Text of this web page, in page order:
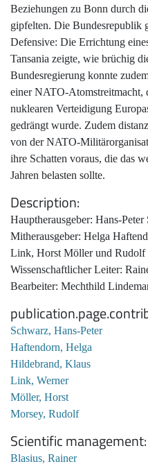
Beziehungen zu Bonn durch
gipfelten. Die Bundesrepublik
Defensive: Die Errichtung
Tansania zeigte, wie brüchig
Bundesregierung konnte
einer NATO-Atomstreitmacht,
nuklearen Verteidigung
gedrängt wurde. Zudem
von der NATO-
ihre Schatten voraus, die das
Jahren belasten sollte.
Description
Hauptherausgeber: Hans-Peter
Mitherausgeber: Helga
Link, Horst Möller und Rudolf
Wissenschaftlicher Leiter:
Bearbeiter: Mechthild
Schwarz, Hans-Peter
Haftendorn, Helga
Hildebrand, Klaus
Link, Werner
Möller, Horst
Morsey, Rudolf
Scientific management
Blasius, Rainer